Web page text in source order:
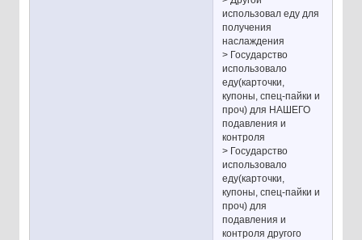
использовал еду для
получения
наслаждения
> Государство
использовало
еду(карточки,
купоны, спец-пайки и
проч) для НAШЕГО
подавления и
контроля
> Государство
использовало
еду(карточки,
купоны, спец-пайки и
проч) для
подавления и
контроля другого